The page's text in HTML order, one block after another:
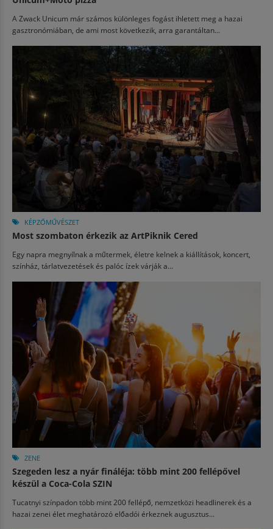
A Zwack Unicum már számos különleges fogást ihletett meg a hazai
gasztronómiában, de ami most következik, arra garantáltan...
KÉPZŐMŰVÉSZET
Most szombaton érkezik az ArtPiknik Cered
Egy napra megnyílnak a műtermek, életre kelnek a kiállítások, koncert,
színház, tárlatvezetések és palóc ízek várják a...
ZENE
Szegeden lesz a nyár fináléja: több mint 200 fellépővel
készül a Coca-Cola SZIN
Tucatnyi színpadon több mint 200 fellépő, nemzetközi headlinerek és a
hazai zenei élet meghatározó előadói érkeznek augusztus...